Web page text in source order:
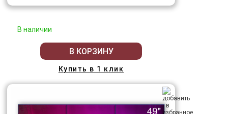
В наличии
В КОРЗИНУ
Купить в 1 клик